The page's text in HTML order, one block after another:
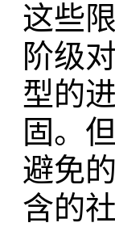
这些
阶级
型的
固。
避免
含的